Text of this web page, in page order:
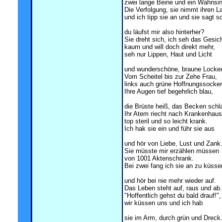
zwei lange Beine und ein
Die Verfolgung, sie nimmt ihren
und ich tipp sie an und sie sagt
du läufst mir also hinterher?
Sie dreht sich, ich seh das
kaum und will doch direkt mehr,
seh nur Lippen, Haut und Licht
und wunderschöne, braune
Vom Scheitel bis zur Zehe Frau,
links auch grüne
Ihre Augen tief begehrlich blau,
die Brüste heiß, das Becken
Ihr Atem riecht nach
top steril und so leicht krank.
Ich hak sie ein und führ sie aus
und hör von Liebe, Lust und Zank.
Sie müsste mir erzählen müssen
von 1001 Aktenschrank.
Bei zwei fang ich sie an zu
und hör bei nie mehr wieder auf.
Das Leben steht auf, raus und ab.
"Hoffentlich gehst du bald drauf!",
wir küssen uns und ich hab
sie im Arm, durch grün und Dreck.